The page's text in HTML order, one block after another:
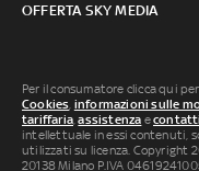
OFFERTA SKY MEDIA
Per il consumatore clicca qui
Cookies informazioni sulle
tariffaria ,assistenza econtatti
intellettuale in essi contenuti,
utilizzati su licenza. Copyright
20138 Milano P.IVA